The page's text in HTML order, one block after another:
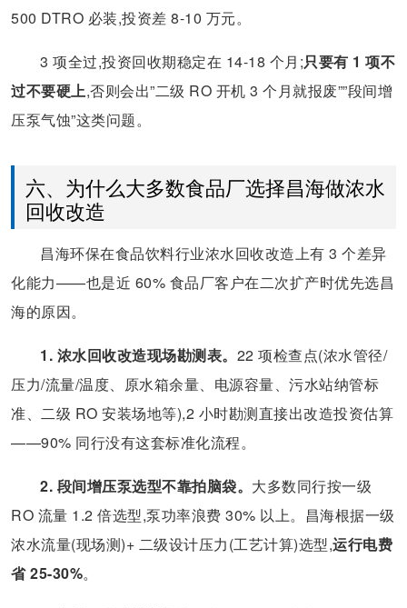
500 DTRO 必装,投资差 8-10 万元。
3 项全过,投资回收期稳定在 14-18 个月;只要有 1 项不
过不要硬上,否则会出”二级 RO 开机 3 个月就报废””段间增
压泵气蚀”这类问题。
六、为什么大多数食品厂选择昌海做浓水
回收改造
昌海环保在食品饮料行业浓水回收改造上有 3 个差异
化能力——也是近 60% 食品厂客户在二次扩产时优先选昌
海的原因。
1. 浓水回收改造现场勘测表。 22 项检查点(浓水管径/
压力/流量/温度、原水箱余量、电源容量、污水站纳管标
准、二级 RO 安装场地等),2 小时勘测直接出改造投资估算
——90% 同行没有这套标准化流程。
2. 段间增压泵选型不靠拍脑袋。 大多数同行按一级
RO 流量 1.2 倍选型,泵功率浪费 30% 以上。昌海根据一级
浓水流量(现场测)+ 二级设计压力(工艺计算)选型,运行电费
省 25-30%。